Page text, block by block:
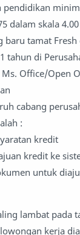
dalam skala 4.00
baru tamat Fresh
tahun di
Office/Open
cabang
:
kredit
kredit ke
untuk
lambat pada
kerja